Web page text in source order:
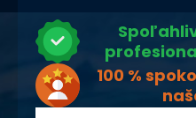
100 %